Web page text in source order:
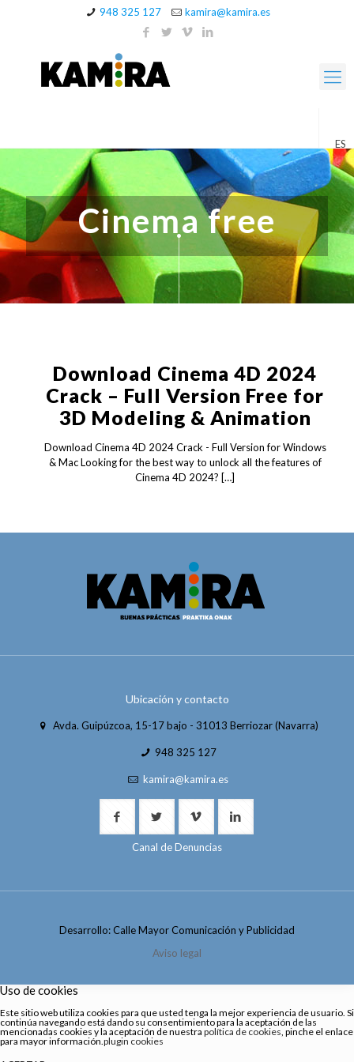
948 325 127 kamira@kamira.es
ES
Cinema free
Download Cinema 4D 2024
Crack – Full Version Free for
3D Modeling & Animation
Download Cinema 4D 2024 Crack - Full Version for Windows
& Mac Looking for the best way to unlock all the features of
Cinema 4D 2024? […]
Ubicación y contacto
Avda. Guipúzcoa, 15-17 bajo - 31013 Berriozar (Navarra)
948 325 127
kamira@kamira.es
Canal de Denuncias
Desarrollo: Calle Mayor Comunicación y Publicidad
Aviso legal
Uso de cookies
Este sitio web utiliza cookies para que usted tenga la mejor experiencia de usuario. Si
continúa navegando está dando su consentimiento para la aceptación de las
mencionadas cookies y la aceptación de nuestra política de cookies, pinche el enlace
para mayor información.plugin cookies